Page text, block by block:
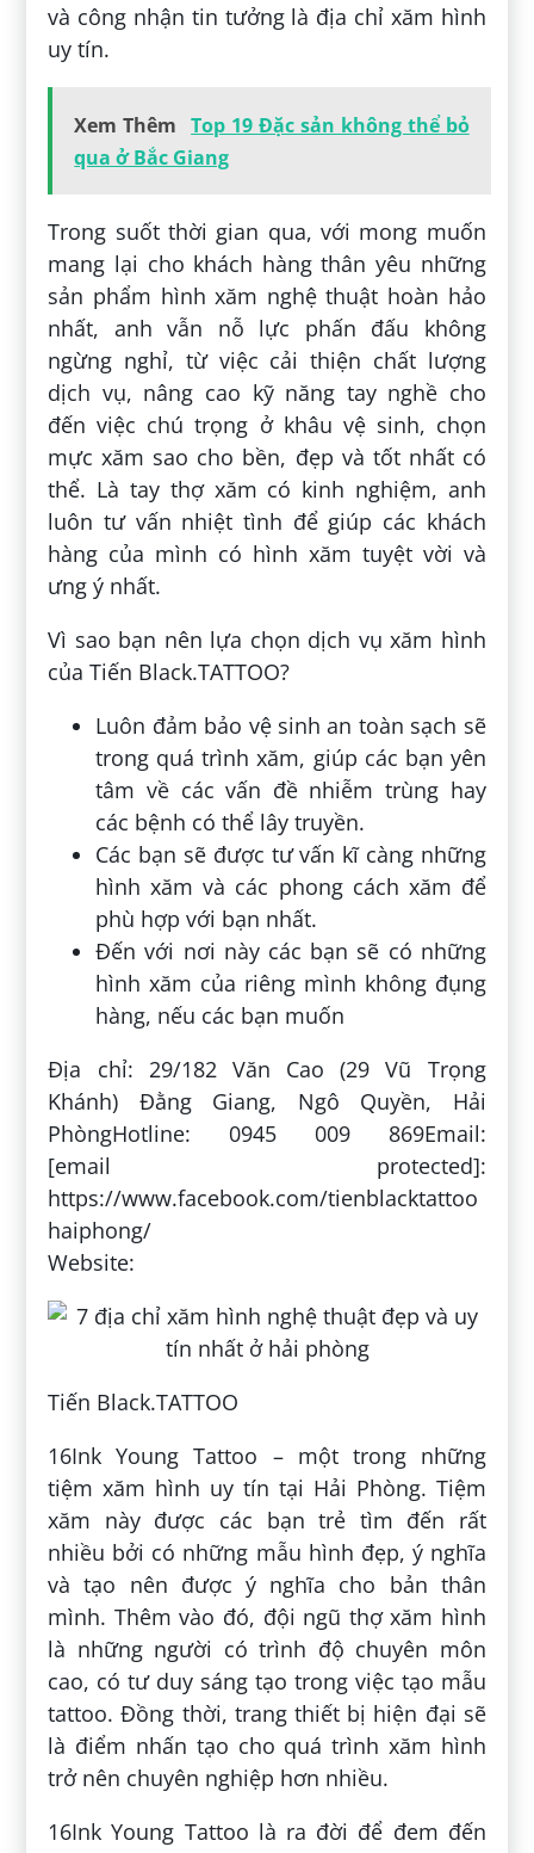
và công nhận tin tưởng là địa chỉ xăm hình
uy tín.
Xem Thêm Top 19 Đặc sản không thể bỏ
qua ở Bắc Giang
Trong suốt thời gian qua, với mong muốn
mang lại cho khách hàng thân yêu những
sản phẩm hình xăm nghệ thuật hoàn hảo
nhất, anh vẫn nỗ lực phấn đấu không
ngừng nghỉ, từ việc cải thiện chất lượng
dịch vụ, nâng cao kỹ năng tay nghề cho
đến việc chú trọng ở khâu vệ sinh, chọn
mực xăm sao cho bền, đẹp và tốt nhất có
thể. Là tay thợ xăm có kinh nghiệm, anh
luôn tư vấn nhiệt tình để giúp các khách
hàng của mình có hình xăm tuyệt vời và
ưng ý nhất.
Vì sao bạn nên lựa chọn dịch vụ xăm hình
của Tiến Black.TATTOO?
Luôn đảm bảo vệ sinh an toàn sạch sẽ
trong quá trình xăm, giúp các bạn yên
tâm về các vấn đề nhiễm trùng hay
các bệnh có thể lây truyền.
Các bạn sẽ được tư vấn kĩ càng những
hình xăm và các phong cách xăm để
phù hợp với bạn nhất.
Đến với nơi này các bạn sẽ có những
hình xăm của riêng mình không đụng
hàng, nếu các bạn muốn
Địa chỉ: 29/182 Văn Cao (29 Vũ Trọng
Khánh) Đằng Giang, Ngô Quyền, Hải
PhòngHotline: 0945 009 869Email:
[email protected]:
https://www.facebook.com/tienblacktattoo
haiphong/
Website:
Tiến Black.TATTOO
16Ink Young Tattoo – một trong những
tiệm xăm hình uy tín tại Hải Phòng. Tiệm
xăm này được các bạn trẻ tìm đến rất
nhiều bởi có những mẫu hình đẹp, ý nghĩa
và tạo nên được ý nghĩa cho bản thân
mình. Thêm vào đó, đội ngũ thợ xăm hình
là những người có trình độ chuyên môn
cao, có tư duy sáng tạo trong việc tạo mẫu
tattoo. Đồng thời, trang thiết bị hiện đại sẽ
là điểm nhấn tạo cho quá trình xăm hình
trở nên chuyên nghiệp hơn nhiều.
16Ink Young Tattoo là ra đời để đem đến